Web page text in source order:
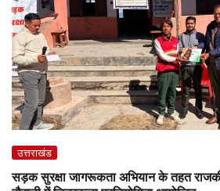
उत्तराखंड
सड़क सुरक्षा जागरूकता अभियान के तहत